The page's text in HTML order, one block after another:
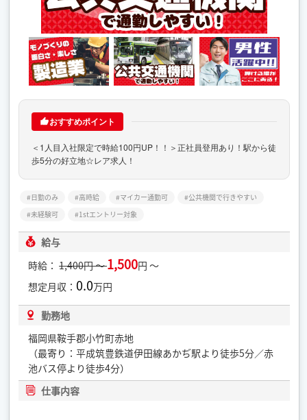
おすすめポイント
＜1人目入社限定で時給100円UP！！＞正社員登用あり！駅から徒
歩5分の好立地☆レア求人！
日勤のみ 高時給 マイカー通勤可
公共機関で行きやすい
未経験可
1stエントリー対象
給与
時給：1,400円 ～1,500円 ～
想定月収： 0.0万円
勤務地
福岡県鞍手郡小竹町赤地
（最寄り：平成筑豊鉄道伊田線あかぢ駅より徒歩5分／赤
池バス停より徒歩4分）
仕事内容